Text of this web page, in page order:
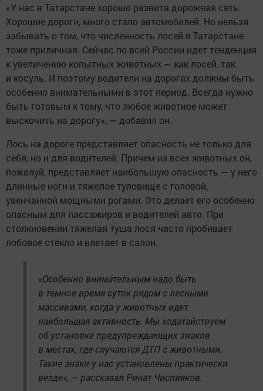
«У нас в Татарстане хорошо развита дорожная сеть.
Хорошие дороги, много стало автомобилей. Но нельзя
забывать о том, что численность лосей в Татарстане
тоже приличная. Сейчас по всей России идет тенденция
к увеличению копытных животных — как лосей, так
и косуль. И поэтому водители на дорогах должны быть
особенно внимательными в этот период. Всегда нужно
быть готовым к тому, что любое животное может
выскочить на дорогу», — добавил он.
Лось на дороге представляет опасность не только для
себя, но и для водителей. Причем из всех животных он,
пожалуй, представляет наибольшую опасность — у него
длинные ноги и тяжелое туловище с головой,
увенчанной мощными рогами. Это делает его особенно
опасным для пассажиров и водителей авто. При
столкновении тяжелая туша лося часто пробивает
лобовое стекло и влетает в салон.
«Особенно внимательным надо быть
в темное время суток рядом с лесными
массивами, когда у животных идет
наибольшая активность. Мы ходатайствуем
об установке предупреждающих знаков
в местах, где случаются ДТП с животными.
Такие знаки у нас установлены практически
везде», — рассказал Ринат Чиспияков.